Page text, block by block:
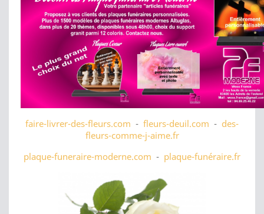
faire-livrer-des-fleurs.com - fleurs-deuil.com - des-
fleurs-comme-j-aime.fr
plaque-funeraire-moderne.com - plaque-funéraire.fr